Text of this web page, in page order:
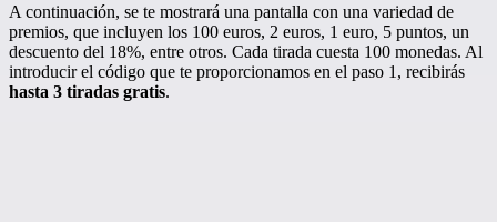
A continuación, se te mostrará una pantalla con una variedad de
premios, que incluyen los 100 euros, 2 euros, 1 euro, 5 puntos, un
descuento del 18%, entre otros. Cada tirada cuesta 100 monedas. Al
introducir el código que te proporcionamos en el paso 1, recibirás
hasta 3 tiradas gratis.